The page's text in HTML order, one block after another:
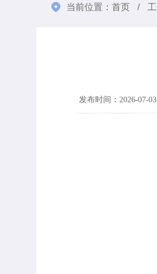
当前位置： 首页 /
发布时间：2026-07-